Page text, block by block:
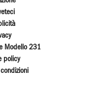
Modello 231
policy
condizioni